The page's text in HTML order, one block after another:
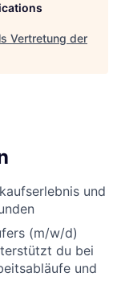
Vertretung der
und
(m/w/d)
du bei
und